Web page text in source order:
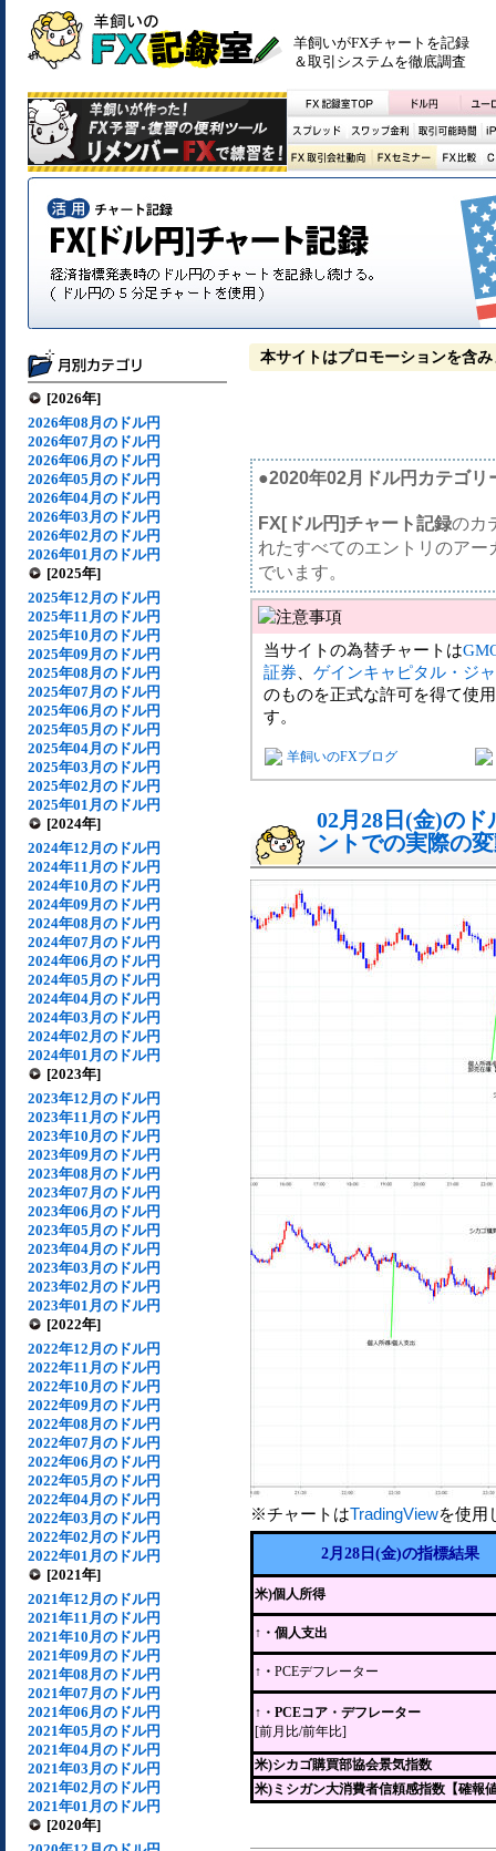
羊飼いがFXチャートを記録
＆取引システムを徹底調査
[2026年]
2026年08月のドル円
2026年07月のドル円
2026年06月のドル円
2026年05月のドル円
2026年04月のドル円
2026年03月のドル円
2026年02月のドル円
2026年01月のドル円
[2025年]
2025年12月のドル円
2025年11月のドル円
2025年10月のドル円
2025年09月のドル円
2025年08月のドル円
2025年07月のドル円
2025年06月のドル円
2025年05月のドル円
2025年04月のドル円
2025年03月のドル円
2025年02月のドル円
2025年01月のドル円
[2024年]
2024年12月のドル円
2024年11月のドル円
2024年10月のドル円
2024年09月のドル円
2024年08月のドル円
2024年07月のドル円
2024年06月のドル円
2024年05月のドル円
2024年04月のドル円
2024年03月のドル円
2024年02月のドル円
2024年01月のドル円
[2023年]
2023年12月のドル円
2023年11月のドル円
2023年10月のドル円
2023年09月のドル円
2023年08月のドル円
2023年07月のドル円
2023年06月のドル円
2023年05月のドル円
2023年04月のドル円
2023年03月のドル円
2023年02月のドル円
2023年01月のドル円
[2022年]
2022年12月のドル円
2022年11月のドル円
2022年10月のドル円
2022年09月のドル円
2022年08月のドル円
2022年07月のドル円
2022年06月のドル円
2022年05月のドル円
2022年04月のドル円
2022年03月のドル円
2022年02月のドル円
2022年01月のドル円
[2021年]
2021年12月のドル円
2021年11月のドル円
2021年10月のドル円
2021年09月のドル円
2021年08月のドル円
2021年07月のドル円
2021年06月のドル円
2021年05月のドル円
2021年04月のドル円
2021年03月のドル円
2021年02月のドル円
2021年01月のドル円
[2020年]
本サイトはプロモーションを含み
●2020年02月ドル円カテゴリ
FX[ドル円]チャート記録のカ
れたすべてのエントリのア
でいます。
当サイトの為替チャートは
証券
ゲインキャピタル・ジ
のものを正式な許可を得て使
す。
羊飼いのFXブログ
02月28日(金)の
ントでの実際の
※チャートはTradingViewを使用
2月28日(金)の指標結果
米)個人所得
↑・個人支出
↑・ PCEデフレーター
↑・PCEコア・デフレーター
[前月比/前年比]
米)シカゴ購買部協会景気指数
米)ミシガン大消費者信頼感指数【確報